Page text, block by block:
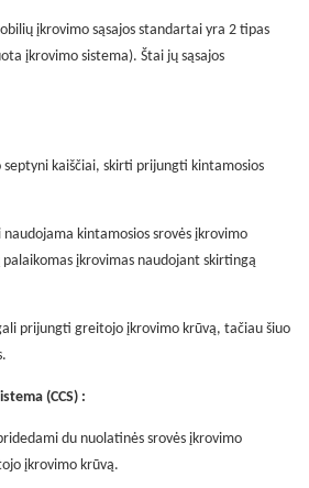
įkrovimo sąsajos standartai yra 2 tipas
įkrovimo sistema). Štai jų sąsajos
kaiščiai, skirti prijungti kintamosios
kintamosios srovės įkrovimo
įkrovimas naudojant skirtingą
prijungti greitojo įkrovimo krūvą, tačiau šiuo
(CCS) :
du nuolatinės srovės įkrovimo
įkrovimo krūvą.